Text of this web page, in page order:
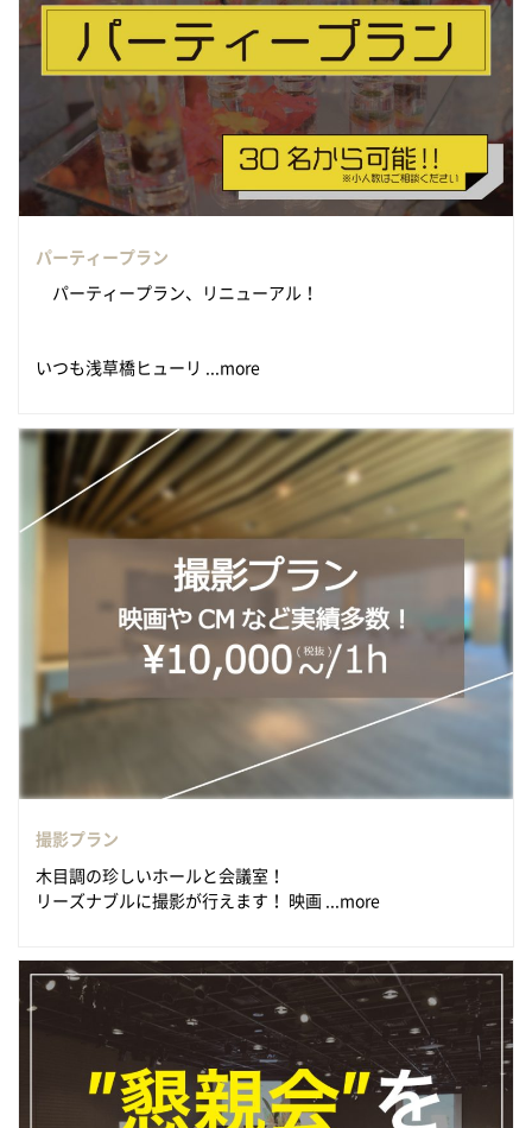
パーティープラン
パーティープラン、リニューアル！
いつも浅草橋ヒューリ ...more
撮影プラン
木目調の珍しいホールと会議室！
リーズナブルに撮影が行えます！ 映画 ...more